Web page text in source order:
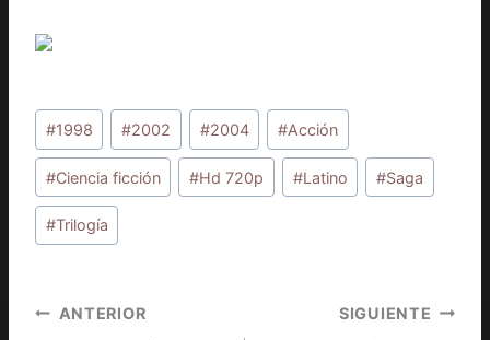
Etiquetas
de
la
entrada:
#1998 #2002 #2004 #Acción
#Ciencia ficción #Hd 720p #Latino #Saga
#Trilogía
Navegación
ANTERIOR SIGUIENTE